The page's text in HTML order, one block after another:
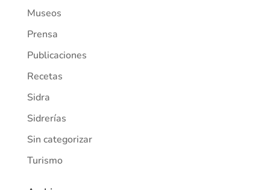
Museos
Prensa
Publicaciones
Recetas
Sidra
Sidrerías
Sin categorizar
Turismo